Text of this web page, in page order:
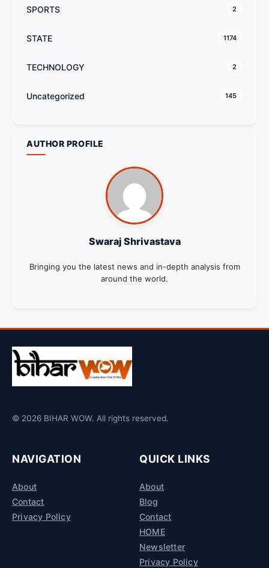
SPORTS 2
STATE 1174
TECHNOLOGY 2
Uncategorized 145
AUTHOR PROFILE
Swaraj Shrivastava
Bringing you the latest news and in-depth analysis from
around the world.
© 2026 BIHAR WOW. All rights reserved.
NAVIGATION
About
Contact
Privacy Policy
QUICK LINKS
About
Blog
Contact
HOME
Newsletter
Privacy Policy